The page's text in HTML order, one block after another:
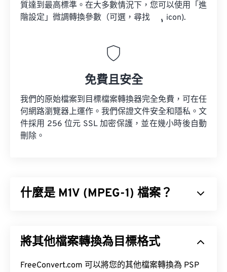
質達到最高標準。在大多數情況下，您可以使用「進
階設定」微調轉換參數（可選，尋找
icon).
免費且安全
我們的原始檔案到目標檔案轉換器完全免費，可在任
何網路瀏覽器上運作。我們保證文件安全和隱私。文
件採用 256 位元 SSL 加密保護，並在幾小時後自動
刪除。
什麼是 M1V (MPEG-1) 檔案？
最初設計用於壓縮 VHS 和 CD 視訊檔案。在所有使
的兼容性最廣。
將其他檔案轉換為目標格式
FreeConvert.com 可以將您的其他檔案轉換為 PSP